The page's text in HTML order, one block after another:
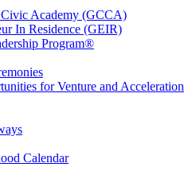
Academy (GCCA)
In Residence (GEIR)
Program®
for Venture and Acceleration
Calendar